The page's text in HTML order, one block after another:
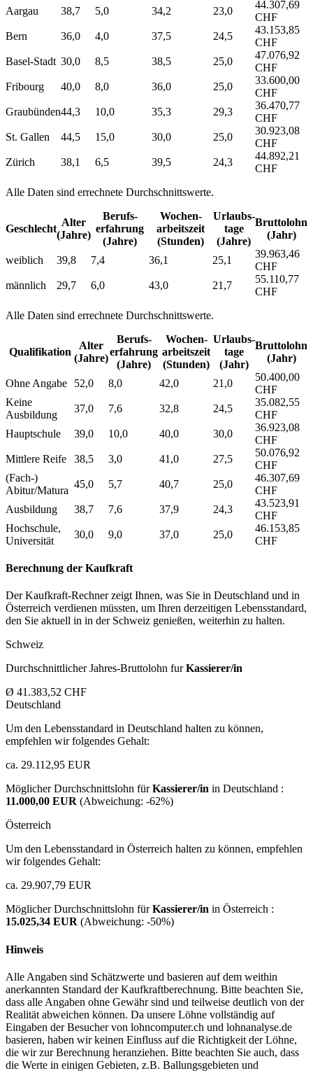
Aargau 38,7 5,0 34,2 23,0
44.307,69
CHF
Bern
36,0 4,0 37,5 24,5
43.153,85
CHF
Basel-Stadt 30,0 8,5 38,5 25,0
47.076,92
CHF
Fribourg
40,0 8,0 36,0 25,0
33.600,00
CHF
Graubünden44,3 10,0 35,3 29,3
36.470,77
CHF
St. Gallen
44,5 15,0 30,0 25,0
30.923,08
CHF
Zürich
38,1 6,5 39,5 24,3
44.892,21
CHF
Alle Daten sind errechnete Durchschnittswerte.
Geschlecht
Alter
(Jahre)
Berufs­
erfahrung
(Jahre)
Wochen­
arbeitszeit
(Stunden)
Urlaubs­
tage
(Jahre)
Bruttolohn
(Jahr)
weiblich 39,8 7,4 36,1 25,1
39.963,46
CHF
männlich
29,7 6,0 43,0 21,7
55.110,77
CHF
Alle Daten sind errechnete Durchschnittswerte.
Qualifikation
Alter
(Jahre)
Berufs­
erfahrung
(Jahre)
Wochen­
arbeitszeit
(Stunden)
Urlaubs­
tage
(Jahr)
Bruttolohn
(Jahr)
Ohne Angabe 52,0 8,0 42,0 21,0
50.400,00
CHF
Keine
Ausbildung
37,0 7,6 32,8 24,5
35.082,55
CHF
Hauptschule
39,0 10,0 40,0 30,0
36.923,08
CHF
Mittlere Reife
38,5 3,0 41,0 27,5
50.076,92
CHF
(Fach-)
Abitur/Matura
45,0 5,7 40,7 25,0
46.307,69
CHF
Ausbildung
38,7 7,6 37,9 24,3
43.523,91
CHF
Hochschule,
Universität
30,0 9,0 37,0 25,0
46.153,85
CHF
Berechnung der Kaufkraft
Der Kaufkraft-Rechner zeigt Ihnen, was Sie in Deutschland und in
Österreich verdienen müssten, um Ihren derzeitigen Lebensstandard,
den Sie aktuell in in der Schweiz genießen, weiterhin zu halten.
Schweiz
Durchschnittlicher Jahres-Bruttolohn furKassierer/in
Ø 41.383,52 CHF
Deutschland
Um den Lebensstandard in Deutschland halten zu können,
empfehlen wir folgendes Gehalt:
ca. 29.112,95 EUR
Möglicher Durchschnittslohn fürKassierer/in in Deutschland :
11.000,00 EUR (Abweichung: -62%)
Österreich
Um den Lebensstandard in Österreich halten zu können, empfehlen
wir folgendes Gehalt:
ca. 29.907,79 EUR
Möglicher Durchschnittslohn fürKassierer/in in Österreich :
15.025,34 EUR (Abweichung: -50%)
Hinweis
Alle Angaben sind Schätzwerte und basieren auf dem weithin
anerkannten Standard der Kaufkraftberechnung. Bitte beachten Sie,
dass alle Angaben ohne Gewähr sind und teilweise deutlich von der
Realität abweichen können. Da unsere Löhne vollständig auf
Eingaben der Besucher von lohncomputer.ch und lohnanalyse.de
basieren, haben wir keinen Einfluss auf die Richtigkeit der Löhne,
die wir zur Berechnung heranziehen. Bitte beachten Sie auch, dass
die Werte in einigen Gebieten, z.B. Ballungsgebieten und